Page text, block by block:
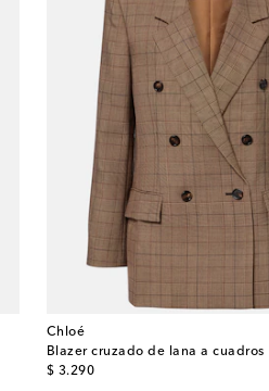
Chloé
Blazer cruzado de lana a cuadros
$ 3.290
original price